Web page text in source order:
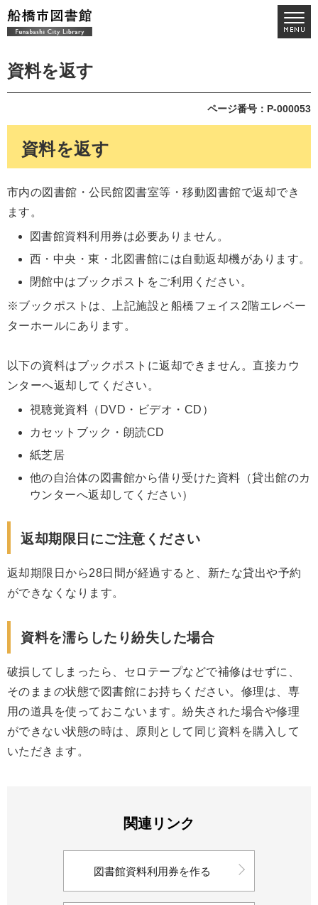
資料を返す
ページ番号：P-000053
資料を返す
市内の図書館・公民館図書室等・移動図書館で返却でき
ます。
図書館資料利用券は必要ありません。
西・中央・東・北図書館には自動返却機があります。
閉館中はブックポストをご利用ください。
※ブックポストは、上記施設と船橋フェイス2階エレベー
ターホールにあります。
以下の資料はブックポストに返却できません。直接カウ
ンターへ返却してください。
視聴覚資料（DVD・ビデオ・CD）
カセットブック・朗読CD
紙芝居
他の自治体の図書館から借り受けた資料（貸出館のカ
ウンターへ返却してください）
返却期限日にご注意ください
返却期限日から28日間が経過すると、新たな貸出や予約
ができなくなります。
資料を濡らしたり紛失した場合
破損してしまったら、セロテープなどで補修はせずに、
そのままの状態で図書館にお持ちください。修理は、専
用の道具を使っておこないます。紛失された場合や修理
ができない状態の時は、原則として同じ資料を購入して
いただきます。
関連リンク
図書館資料利用券を作る